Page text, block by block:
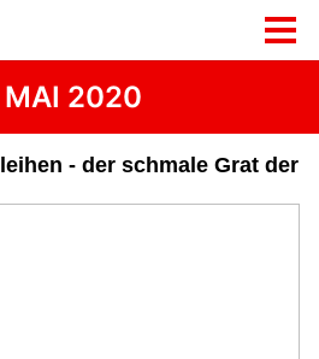
MAI 2020
- der schmale Grat der